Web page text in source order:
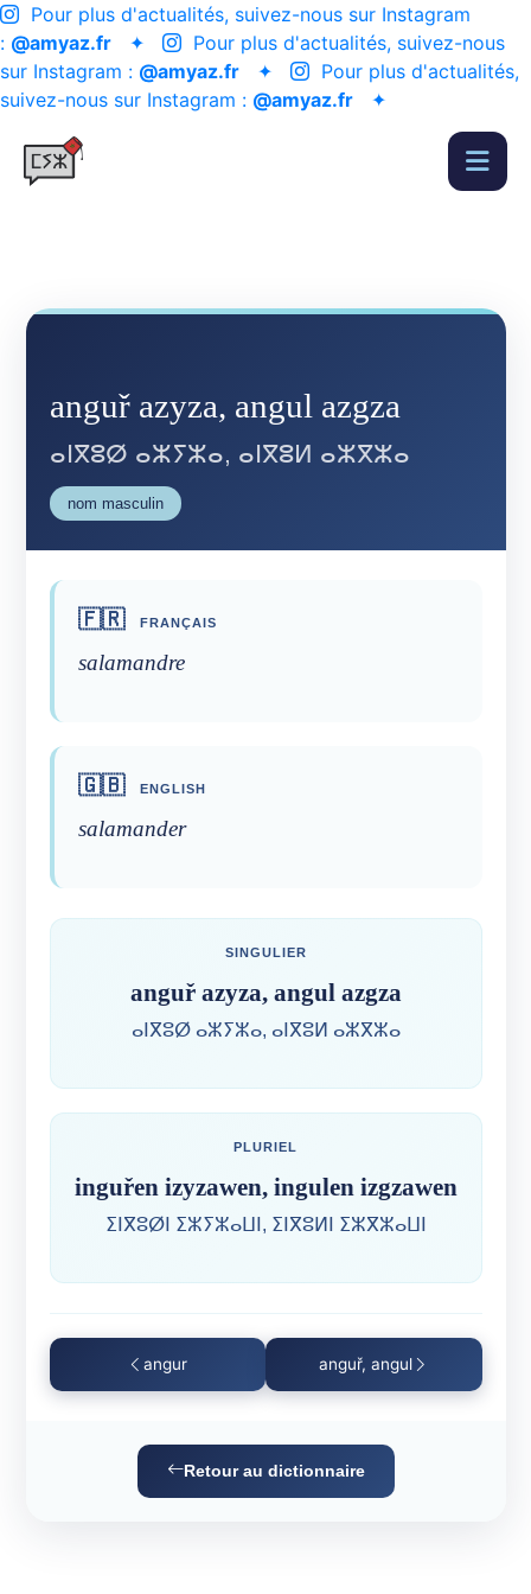
Pour plus d'actualités, suivez-nous sur Instagram
: @amyaz.fr ✦
Pour plus d'actualités, suivez-nous
sur Instagram : @amyaz.fr ✦
Pour plus d'actualités,
suivez-nous sur Instagram : @amyaz.fr ✦
anguř azyza, angul azgza
ⴰⵏⴳⵓⵁ ⴰⵣⵢⵣⴰ, ⴰⵏⴳⵓⵍ ⴰⵣⴳⵣⴰ
nom masculin
🇫🇷 FRANÇAIS
salamandre
🇬🇧 ENGLISH
salamander
SINGULIER
anguř azyza, angul azgza
ⴰⵏⴳⵓⵁ ⴰⵣⵢⵣⴰ, ⴰⵏⴳⵓⵍ ⴰⵣⴳⵣⴰ
PLURIEL
inguřen izyzawen, ingulen izgzawen
ⵉⵏⴳⵓⵁⵏ ⵉⵣⵢⵣⴰⵡⵏ, ⵉⵏⴳⵓⵍⵏ ⵉⵣⴳⵣⴰⵡⵏ
angur anguř, angul
Retour au dictionnaire